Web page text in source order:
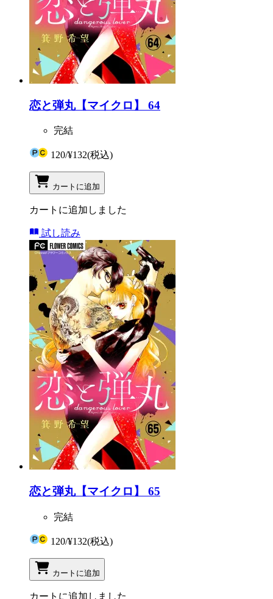
恋と弾丸【マイクロ】 64
完結
120/¥132(税込)
カートに追加
カートに追加しました
試し読み
恋と弾丸【マイクロ】 65
完結
120/¥132(税込)
カートに追加
カートに追加しました